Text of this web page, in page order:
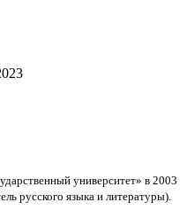
университет» в 2003
русского языка и литературы).